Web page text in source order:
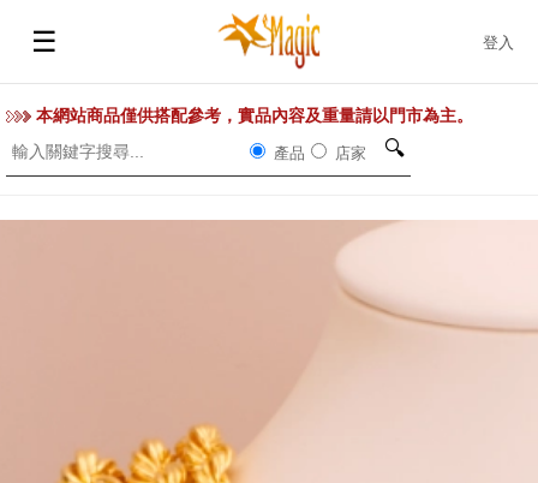
☰ 登入
本網站商品僅供搭配參考，實品內容及重量請以門市為主。
產品 店家 🔍